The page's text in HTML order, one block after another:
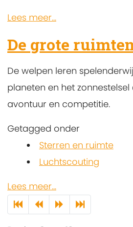
Lees meer...
De grote
De welpen leren
planeten en het
avontuur en competitie.
Getagged onder
Sterren en ruimte
Luchtscouting
Lees meer...